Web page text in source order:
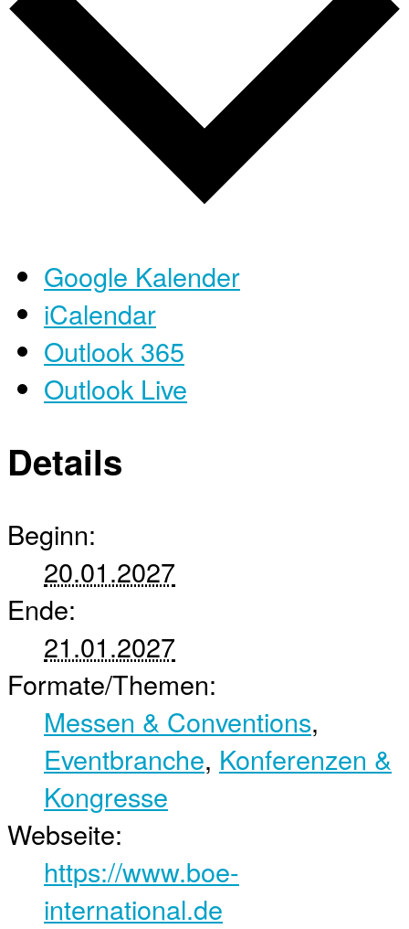
Google Kalender
iCalendar
Outlook 365
Outlook Live
Details
Beginn:
20.01.2027
Ende:
21.01.2027
Formate/Themen:
Messen & Conventions,
Eventbranche, Konferenzen &
Kongresse
Webseite:
https://www.boe-
international.de